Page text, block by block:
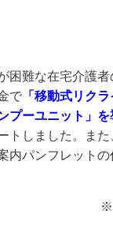
困難な在宅介護
で 「移動式リク
プーユニット」を
トしました。ま
内パンフレット
※